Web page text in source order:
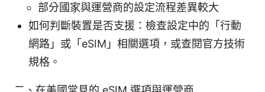
部分國家與運營商的設定流程差異較大
如何判斷裝置是否支援：檢查設定中的「行動
網路」或「eSIM」相關選項，或查閱官方技術
規格。